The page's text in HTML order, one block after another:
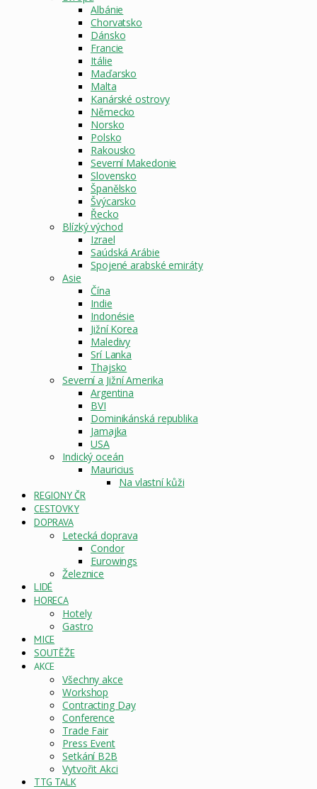
Albánie
Chorvatsko
Dánsko
Francie
Itálie
Maďarsko
Malta
Kanárské ostrovy
Německo
Norsko
Polsko
Rakousko
Severní Makedonie
Slovensko
Španělsko
Švýcarsko
Řecko
Blízký východ
Izrael
Saúdská Arábie
Spojené arabské emiráty
Asie
Čína
Indie
Indonésie
Jižní Korea
Maledivy
Srí Lanka
Thajsko
Severní a Jižní Amerika
Argentina
BVI
Dominikánská republika
Jamajka
USA
Indický oceán
Mauricius
Na vlastní kůži
REGIONY ČR
CESTOVKY
DOPRAVA
Letecká doprava
Condor
Eurowings
Železnice
LIDÉ
HORECA
Hotely
Gastro
MICE
SOUTĚŽE
AKCE
Všechny akce
Workshop
Contracting Day
Conference
Trade Fair
Press Event
Setkání B2B
Vytvořit Akci
TTG TALK